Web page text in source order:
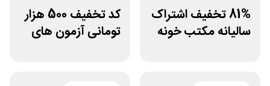
81% تخفیف اشتراک
سالیانه مکتب خونه
کد تخفیف 500 هزار
تومانی آزمون های